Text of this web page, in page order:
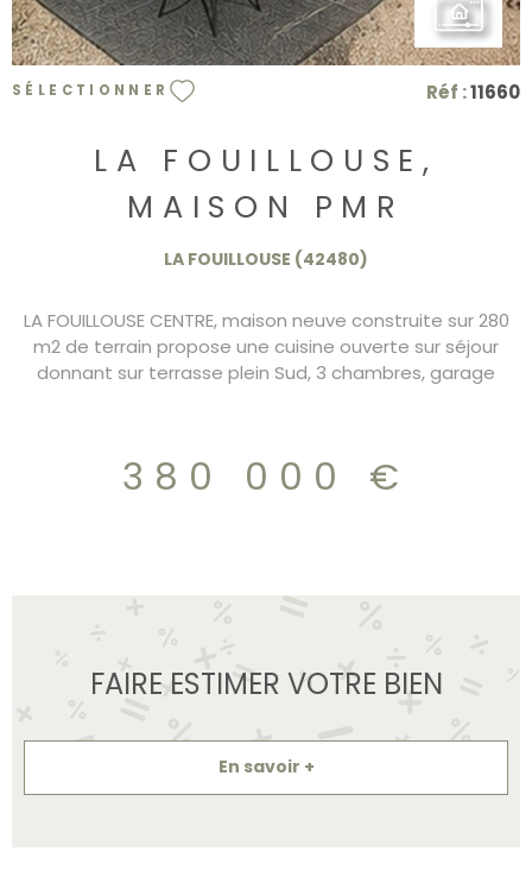
SÉLECTIONNER Réf :11660
LA FOUILLOUSE,
MAISON PMR
LA FOUILLOUSE (42480)
LA FOUILLOUSE CENTRE, maison neuve construite sur 280
m2 de terrain propose une cuisine ouverte sur séjour
donnant sur terrasse plein Sud, 3 chambres, garage
380 000 €
FAIRE ESTIMER VOTRE BIEN
En savoir +